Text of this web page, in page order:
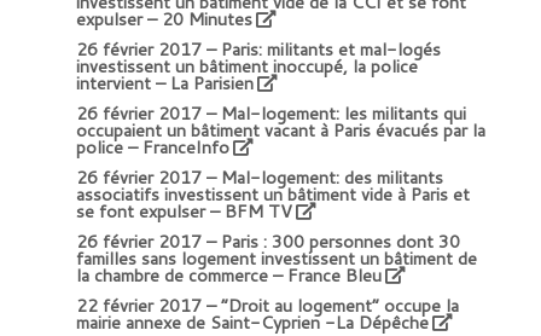
expulser – 20 Minutes
26 février 2017 –Paris: militants et mal-logés
investissent un bâtiment inoccupé, la police
intervient – La Parisien
26 février 2017 –Mal-logement: les militants qui
occupaient un bâtiment vacant à Paris évacués par la
police – FranceInfo
26 février 2017 –Mal-logement: des militants
associatifs investissent un bâtiment vide à Paris et
se font expulser – BFM TV
26 février 2017 –Paris : 300 personnes dont 30
familles sans logement investissent un bâtiment de
la chambre de commerce– France Bleu
22 février 2017 –“Droit au logement” occupe la
mairie annexe de Saint-Cyprien -La Dépêche